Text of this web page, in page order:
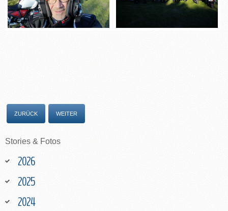
ZURÜCK WEITER
Stories & Fotos
2026
2025
2024